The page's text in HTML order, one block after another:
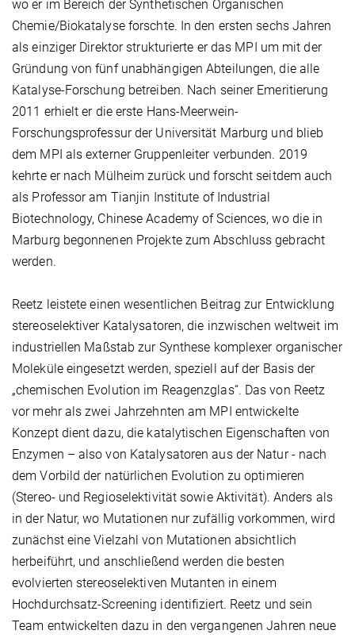
wo er im Bereich der Synthetischen Organischen
Chemie/Biokatalyse forschte. In den ersten sechs Jahren
als einziger Direktor strukturierte er das MPI um mit der
Gründung von fünf unabhängigen Abteilungen, die alle
Katalyse-Forschung betreiben. Nach seiner Emeritierung
2011 erhielt er die erste Hans-Meerwein-
Forschungsprofessur der Universität Marburg und blieb
dem MPI als externer Gruppenleiter verbunden. 2019
kehrte er nach Mülheim zurück und forscht seitdem auch
als Professor am Tianjin Institute of Industrial
Biotechnology, Chinese Academy of Sciences, wo die in
Marburg begonnenen Projekte zum Abschluss gebracht
werden.
Reetz leistete einen wesentlichen Beitrag zur Entwicklung
stereoselektiver Katalysatoren, die inzwischen weltweit im
industriellen Maßstab zur Synthese komplexer organischer
Moleküle eingesetzt werden, speziell auf der Basis der
„chemischen Evolution im Reagenzglas“. Das von Reetz
vor mehr als zwei Jahrzehnten am MPI entwickelte
Konzept dient dazu, die katalytischen Eigenschaften von
Enzymen – also von Katalysatoren aus der Natur - nach
dem Vorbild der natürlichen Evolution zu optimieren
(Stereo- und Regioselektivität sowie Aktivität). Anders als
in der Natur, wo Mutationen nur zufällig vorkommen, wird
zunächst eine Vielzahl von Mutationen absichtlich
herbeiführt, und anschließend werden die besten
evolvierten stereoselektiven Mutanten in einem
Hochdurchsatz-Screening identifiziert. Reetz und sein
Team entwickelten dazu in den vergangenen Jahren neue